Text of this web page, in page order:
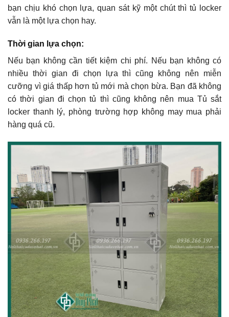
bạn chịu khó chọn lựa, quan sát kỹ một chút thì tủ locker
vẫn là một lựa chọn hay.
Thời gian lựa chọn:
Nếu bạn không cần tiết kiệm chi phí. Nếu bạn không có
nhiều thời gian đi chọn lựa thì cũng không nên miễn
cưỡng vì giá thấp hơn tủ mới mà chọn bừa. Bạn đã không
có thời gian đi chọn tủ thì cũng không nên mua Tủ sắt
locker thanh lý, phòng trường hợp không may mua phải
hàng quá cũ.